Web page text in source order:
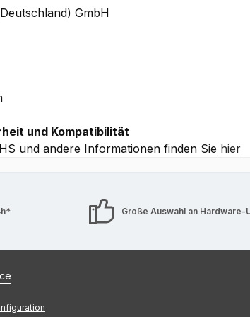
GmbH
und Kompatibilität
und andere Informationen finden Sie hier
Große Auswahl an Hardware-